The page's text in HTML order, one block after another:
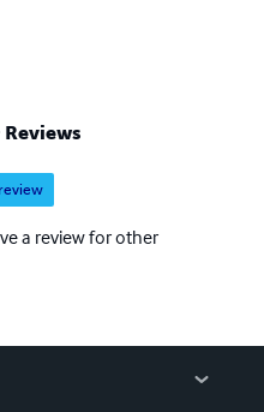
a review for other